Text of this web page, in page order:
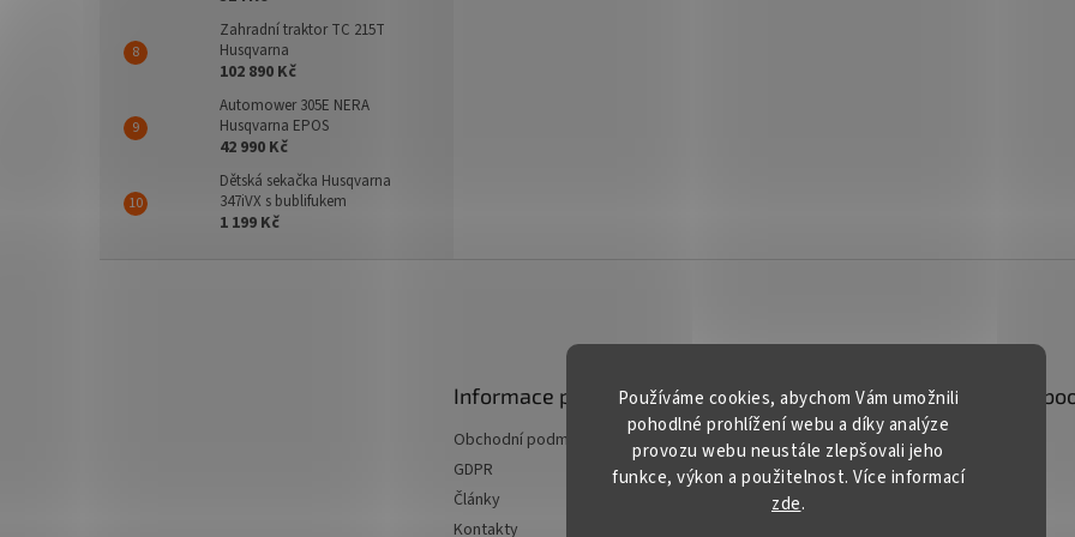
Používáme cookies, abychom Vám umožnili
pohodlné prohlížení webu a díky analýze
provozu webu neustále zlepšovali jeho
funkce, výkon a použitelnost. Více informací
zde.
Zahradní traktor TC 215T
Husqvarna
102 890 Kč
Automower 305E NERA
Husqvarna EPOS
42 990 Kč
Dětská sekačka Husqvarna
347iVX s bublifukem
1 199 Kč
Informace pro vás
Obchodní podmínky
GDPR
Články
Kontakty
Kontakt
prodej@ gardentech.cz
+420 548 531 294
+420 777 228 328